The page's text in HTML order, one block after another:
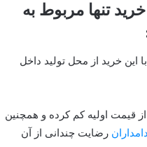
تنها مربوط به
این خرید از محل تولید داخل
اینکه ۲ هزار و ۵۰۰ تومان از قیمت اولیه کم کرده و همچنین
دامداران رضایت چندانی از آن